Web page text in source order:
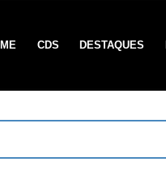
CDS DESTAQUES